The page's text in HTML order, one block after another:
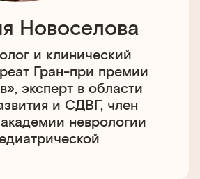
Новоселова
и клинический
Гран-при премии
эксперт в области
и СДВГ, член
неврологии